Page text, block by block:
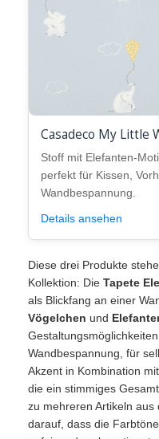
Casadeco My Little
Stoff mit Elefanten-
perfekt für Kissen,
Wandbespannung.
Details ansehen
Diese drei Produkte
Kollektion: Die Tapete
als Blickfang an einer
Vögelchen und
Wandbespannung, für
Akzent in Kombination
die ein stimmiges
zu mehreren Artikeln aus
darauf, dass die